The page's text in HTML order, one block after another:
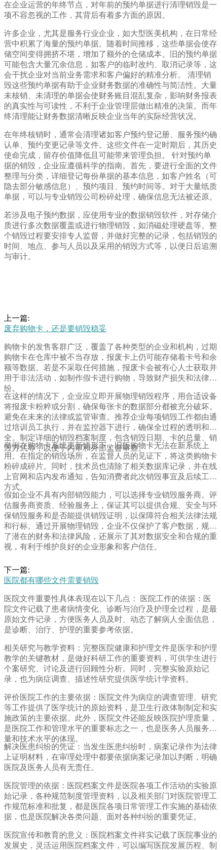
在企业运营的年终节点，对年前的预约单据进行清理销毁是一
项不容忽视的工作，其背后有着多方面的原因。
许多企业，尤其是服务行业企业，如大型医美机构，在日常经
营中积累了海量的预约单据。随着时间推移，这些单据会使存
储空间变得拥挤不堪，增加了额外的仓储成本。旧的预约单据
可能包含大量冗余信息，如客户的临时改约、取消记录等，这
会干扰企业对当前业务需求和客户偏好的精准分析。 清理销
毁这些预约单据有助于企业财务数据的准确性与简洁性。大量
未核销、未清理的单据会使财务账目混乱复杂，影响财务报表
的真实性与可读性，不利于企业管理层做出精准的决策。而年
终清理能让财务数据清晰反映企业当年的实际经营状况。
在年终核销时，通常会清理诸如客户预约登记册、服务预约确
认单、预约变更记录等文件。这些文件在一定时期后，其历史
使命完成，留存价值降低且可能带来管理负担。 针对预约单
据的销毁，企业应遵循科学的指南。首先，要进行全面的文件
整理与分类，详细登记每份单据的基本信息，如客户姓名（可
隐去部分敏感信息）、预约项目、预约时间等。对于大量纸质
单据，可以与专业销毁公司粉碎处理，确保信息无法被还原。
若涉及电子预约数据，应使用专业的数据销毁软件，对存储介
质进行多次数据覆盖或进行物理销毁，如消磁处理硬盘等。整
个销毁过程要安排专人监督，并做好完整的记录，包括销毁的
时间、地点、参与人员以及采用的销毁方式等，以便日后追溯
与审计。
上一篇:
废弃购物卡，还是要销毁稳妥
购物卡的发售客群广泛，覆盖了各种类型的企业和机构，过期
购物卡在仓库中被不当存放，报废卡上仍可能存储着卡号和余
额等数据。若是不采取任何措施，报废卡会被有心人士获取并
用于非法活动，如制作假卡进行购物，导致财产损失和法律纠
纷。
在这样的情况下，企业应立即开展物理销毁程序，用合适设备
将报废卡粉粹或分割，确保每张卡的数据部分都被充分破坏。
避免在未来的法律或监管审查。推荐企业每项销毁工作都由通
过培训员工执行，并在监控器下进行，确保全过程的透明和安
全。制定详细的销毁档案制度，包含销毁日期、卡的总量、销
毁方式等，以便于内审和外部监督审查。
举例在购物卡系统更新情形下，旧版购物卡无法在新系统上
用。在指定的销毁场所，在监督人员的见证下，将这类购物卡
粉碎成碎片。同时，技术员也清除了相关数据库记录，并在线
上官网和店内发布通知，告知消费者此次销毁事宜及后续工作
方式。
假如企业不具有内部销毁能力，可以选择专业销毁服务商。评
估服务商资质、经验服务上，保证其可以提供合规、安全与环
保销毁服务和是否能提供销毁证明，以保障符合相关法律法规
和行标。通过开展物理销毁，企业不仅保护了客户数据，规避
了潜在的财务和法律风险，还展示了其对数据安全和合规的重
视，有利于维护良好的企业形象和客户信任。
下一篇:
医院都有哪些文件需要销毁
医院文件重要性具体表现在以下几点： 医院工作的依据：医
院文件记载了患者病情变化、诊断与治疗及护理全过程，是最
原始文件记录，方便医务人员及时、动态了解病人全面信息，
是诊断、治疗、护理的重要参考依据。
相关研究与教学资料：完整医院健康和护理文件是医学和护理
教学的关键教材，是做好科研工作的重要资料，可供学生进行
个案研究、讨论及进行回顾性分析。同时，完整实验原始记
录，也为病症调查、描述性研究提供医学统计学资料。
评价医院工作的主要依据：医院文件为病症的调查管理、研究
等工作提供了医学统计的原始资料，是卫生行政体制制定和实
施政策的主要依据。此外，医院文件还能反映医院护理质量，
是医院工作和管理水平的重要标志之一，也是医务人员服务质
量和技术水平的体现。
解决医患纠纷的凭证：当发生医患纠纷时，病案记录作为法律
上证明材料，在审理处理中都要依据病案记录加以判断，明确
医院及医务人员有无责任。
医院管理的依据：医院档案文件是医院各项工作活动的实验原
始记录，各种规范制度管理资料，以及相关部门对医院管理工
作规范标准和批复，都是医院各项日常管理工作实施的基础依
据，也是医院解决各类问题、面对各种纠纷的重要凭证。
医院宣传和教育的意义：医院档案文件祥实记载了医院事业的
发展史，灵活运用医院档案文件，可以编写医院发展历程、制